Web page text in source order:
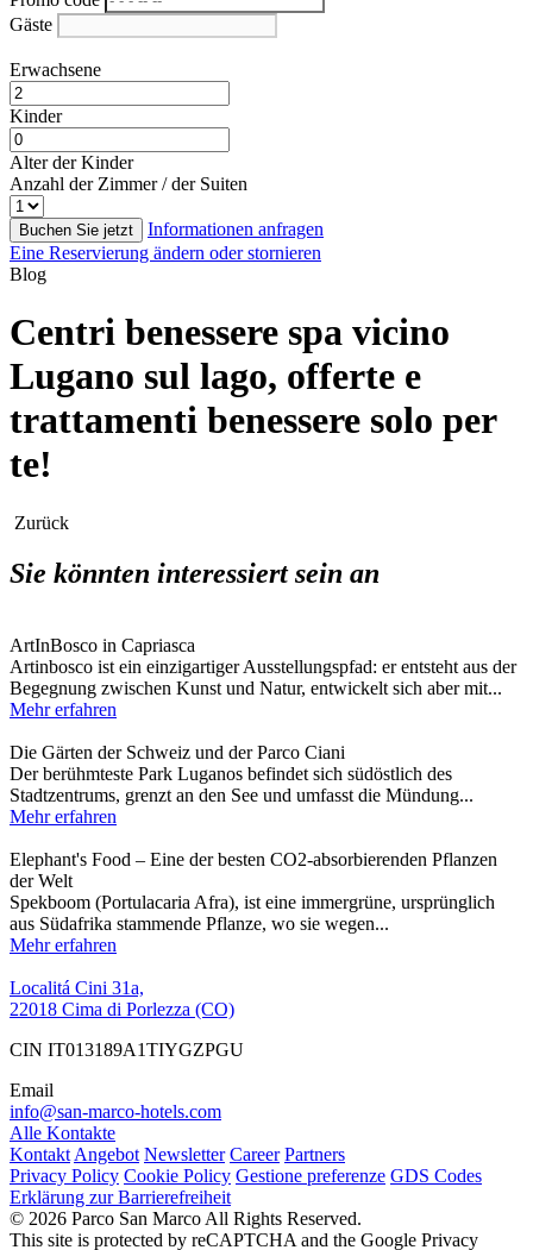
Gäste
Erwachsene
Kinder
Alter der Kinder
Anzahl der Zimmer / der Suiten
Buchen Sie jetzt
Informationen anfragen
Eine Reservierung ändern oder stornieren
Blog
Centri benessere spa vicino
Lugano sul lago, offerte e
trattamenti benessere solo per
te!
Zurück
Sie könnten interessiert sein an
ArtInBosco in Capriasca
Artinbosco ist ein einzigartiger Ausstellungspfad: er entsteht aus der
Begegnung zwischen Kunst und Natur, entwickelt sich aber mit...
Mehr erfahren
Die Gärten der Schweiz und der Parco Ciani
Der berühmteste Park Luganos befindet sich südöstlich des
Stadtzentrums, grenzt an den See und umfasst die Mündung...
Mehr erfahren
Elephant's Food – Eine der besten CO2-absorbierenden Pflanzen
der Welt
Spekboom (Portulacaria Afra), ist eine immergrüne, ursprünglich
aus Südafrika stammende Pflanze, wo sie wegen...
Mehr erfahren
Localitá Cini 31a,
22018 Cima di Porlezza (CO)
CIN IT013189A1TIYGZPGU
Email
info@san-marco-hotels.com
Alle Kontakte
Kontakt Angebot Newsletter Career Partners
Privacy Policy Cookie Policy Gestione preferenze GDS Codes
Erklärung zur Barrierefreiheit
© 2026 Parco San Marco All Rights Reserved.
This site is protected by reCAPTCHA and the Google Privacy